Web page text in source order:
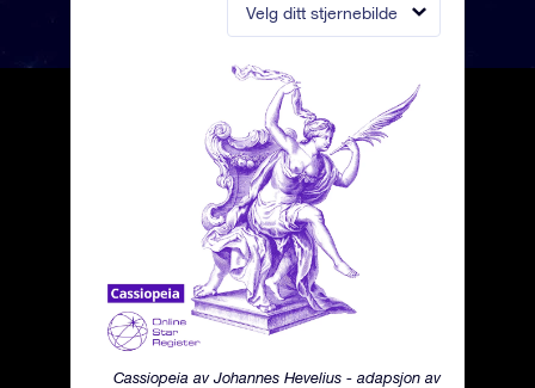
Velg ditt stjernebilde
Cassiopeia av Johannes Hevelius - adapsjon av